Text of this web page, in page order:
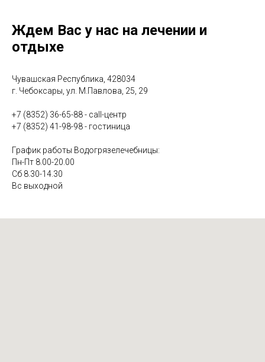
5 «Спецагенты» - о физиотерапевтическом лечении
6 "В чём уникальность лечебной грязи Сапропель?"
8 "В чём польза барокамеры?"
"Что лечит мануальный терапевт?"
10 "Какие виды услуг есть в отделении гинекологии?"
11 "Можно ли вылечить бесплодие в санатории?" 1:11
Ждем Вас у нас на лечении и
отдыхе
Чувашская Республика, 428034
г. Чебоксары, ул. М.Павлова, 25, 29
+7 (8352) 36-65-88 - call-центр
+7 (8352) 41-98-98 - гостиница
График работы Водогрязелечебницы:
Пн-Пт 8.00-20.00
Сб 8.30-14.30
Вс выходной